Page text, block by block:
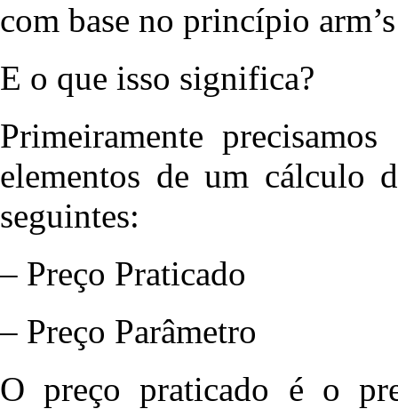
com base no princípio
E o que isso significa?
Primeiramente
elementos de um cálculo
seguintes:
– Preço Praticado
– Preço Parâmetro
O preço praticado é o